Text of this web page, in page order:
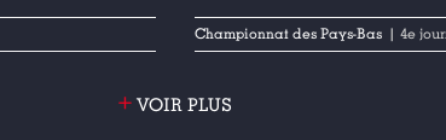
Championnat des Pays-Bas | 4e
+ VOIR PLUS